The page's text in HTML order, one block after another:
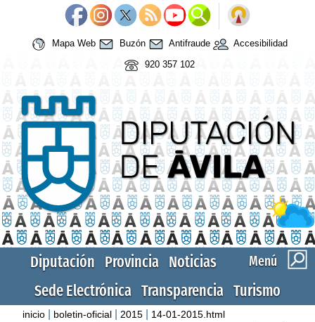
Mapa Web Buzón Antifraude
Accesibilidad
920 357 102
Menú
Diputación Provincia Noticias
Sede Electrónica Transparencia Turismo
inicio boletin-oficial 2015 14-01-2015.html